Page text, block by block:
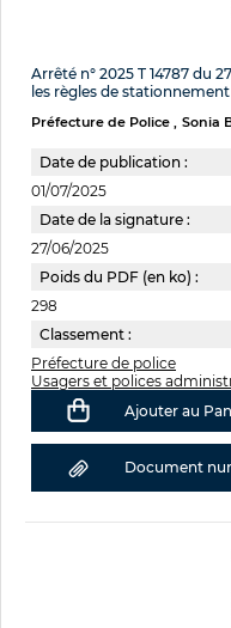
Arrêté n° 2025 T 14787 du
les règles de
Préfecture de Police Sonia
Date de publication :
01/07/2025
Date de la signature :
27/06/2025
Poids du PDF (en ko) :
298
Classement :
Préfecture de police
Usagers et polices
Ajouter au
Document